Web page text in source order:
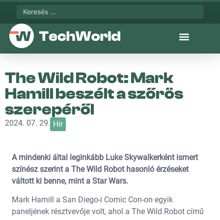
The Wild Robot: Mark
Hamill beszélt a szőrös
szerepéről
2024. 07. 29. Hír
A mindenki által leginkább Luke Skywalkerként ismert
színész szerint a The Wild Robot hasonló érzéseket
váltott ki benne, mint a Star Wars.
Mark Hamill a San Diego-i Comic Con-on egyik
paneljének résztvevője volt, ahol a The Wild Robot című